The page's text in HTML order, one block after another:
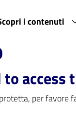
i contenuti
access
per favore